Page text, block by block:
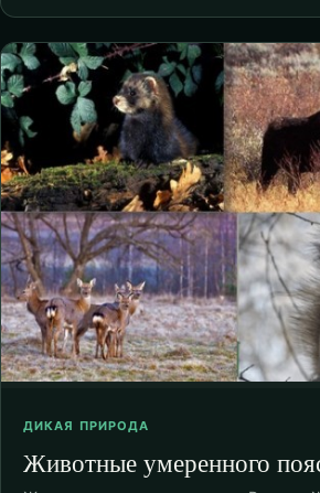
ДИКАЯ ПРИРОДА
Животные умеренного